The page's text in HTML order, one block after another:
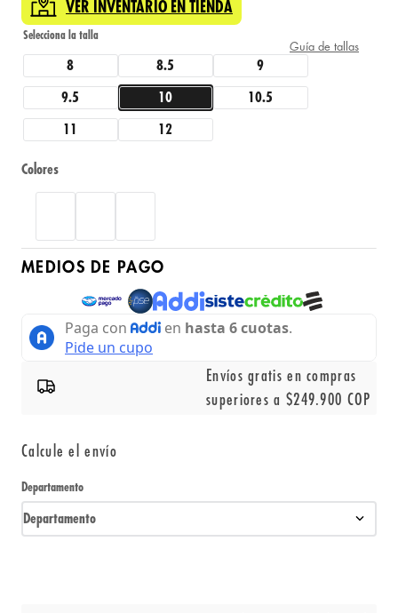
VER INVENTARIO EN TIENDA
Guía de tallas
8 8.5 9
9.5 10 10.5
11 12
Colores
MEDIOS DE PAGO
Envíos gratis en compras
superiores a $249.900 COP
Calcule el envío
Departamento
Departamento